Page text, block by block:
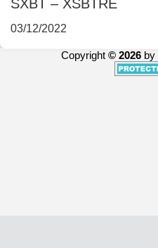
SXBT – XSBTRE
03/12/2022
Copyright © 2026 by